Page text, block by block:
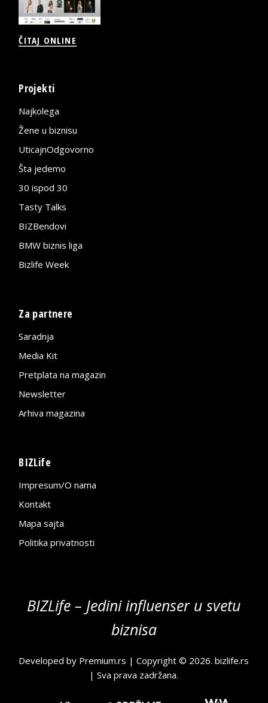
ČITAJ ONLINE
Projekti
Najkolega
Žene u biznisu
UticajnOdgovorno
Šta jedemo
30 ispod 30
Tasty Talks
BIZBendovi
BMW biznis liga
Bizlife Week
Za partnere
Saradnja
Media Kit
Pretplata na magazin
Newsletter
Arhiva magazina
BIZLife
Impresum/O nama
Kontakt
Mapa sajta
Politika privatnosti
BIZLife – Jedini influenser u svetu
biznisa
Developed by Premium.rs | Copyright © 2026.bizlife.rs
| Sva prava zadržana.